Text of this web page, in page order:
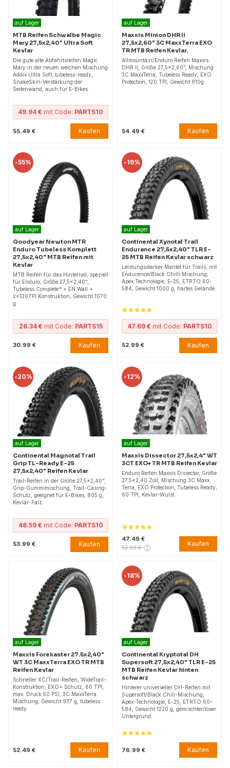
auf Lager
MTB Reifen Schwalbe Magic
Mary 27,5x2,40" Ultra Soft
Kevlar
Die gute alte Abfahrtsreifen Magic
Mary in der neuen weichen Mischung
Addix Ultra Soft, tubeless-ready,
SnakeSkin-Verstärkung der
Seitenwand, auch für E-Bikes.
49.94 € mit Code: PARTS10
55.49 € Kaufen
auf Lager
Maxxis Minion DHR II
27,5x2,60" 3C MaxxTerra EXO
TR MTB Reifen Kevlar.
Allmountain/Enduro Reifen Maxxis
DHR II, Größe 27,5x2,60", Mischung
3C MaxxTerra, Tubeless Ready, EXO
Protection, 120 TPI, Gewicht 910g.
54.49 € Kaufen
-55%
auf Lager
Goodyear Newton MTR
Enduro Tubeless Komplett
27,5x2,40" MTB Reifen mit
Kevlar
MTB Reifen für das Hinterrad, speziell
für Enduro, Größe 27,5x2,40",
Tubeless Complete™ + EN:Wall +
2x120TPI Konstruktion, Gewicht 1070
g.
26.34 € mit Code: PARTS15
30.99 € Kaufen
-19%
auf Lager
Continental Xynotal Trail
Endurance 27,5x2,40" TLR E-
25 MTB Reifen Kevlar schwarz
Leistungsstarker Mantel für Trails, mit
Endurance/Black Chilli Mischung,
Apex Technologie, E-25, ETRTO 60-
584, Gewicht 1000 g, hartes Gelände.
47.69 € mit Code: PARTS10
52.99 € Kaufen
-20%
auf Lager
Continental Magnotal Trail
Grip TL-Ready E-25
27,5x2,40" Reifen Kevlar
Trail-Reifen in der Größe 27,5x2,40",
Grip-Gummimischung, Trail-Casing-
Schutz, geeignet für E-Bikes, 805 g,
Kevlar-Falz.
48.59 € mit Code: PARTS10
53.99 € Kaufen
-12%
auf Lager
Maxxis Dissector 27,5x2,4" WT
3CT EXO+ TR MTB Reifen Kevlar
Enduro Reifen Maxxis Dissector, Größe
27,5x2,40 Zoll, Mischung 3C Maxx
Terra, EXO Protection, Tubeless Ready,
60 TPI, Kevlar-Wulst.
47.49 €
53.99 € Kaufen
auf Lager
Maxxis Forekaster 27.5x2,40"
WT 3C MaxxTerra EXO TR MTB
Reifen Kevlar
Schneller XC/Trail-Reifen, WideTrail-
Konstruktion, EXO+ Schutz, 60 TPI,
max. Druck 50 PSI, 3C MaxxTerra
Mischung, Gewicht 937 g, tubeless
ready.
52.49 € Kaufen
-18%
auf Lager
Continental Kryptotal DH
Supersoft 27,5x2,40" TLR E-25
MTB Reifen Kevlar hinten
schwarz
Hinterer universeller DH-Reifen mit
Supersoft/Black Chili-Mischung,
Apex-Technologie, E-25, ETRTO 60-
584, Gewicht 1220 g, gemischter/loser
Untergrund.
76.99 € Kaufen